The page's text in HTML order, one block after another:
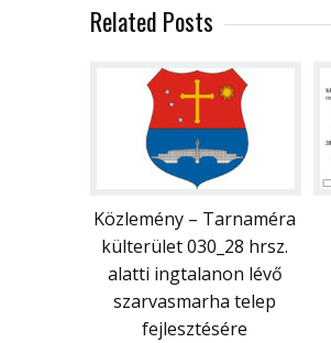
Related Posts
Közlemény – Tarnaméra
külterület 030_28 hrsz.
alatti ingtalanon lévő
szarvasmarha telep
fejlesztésére